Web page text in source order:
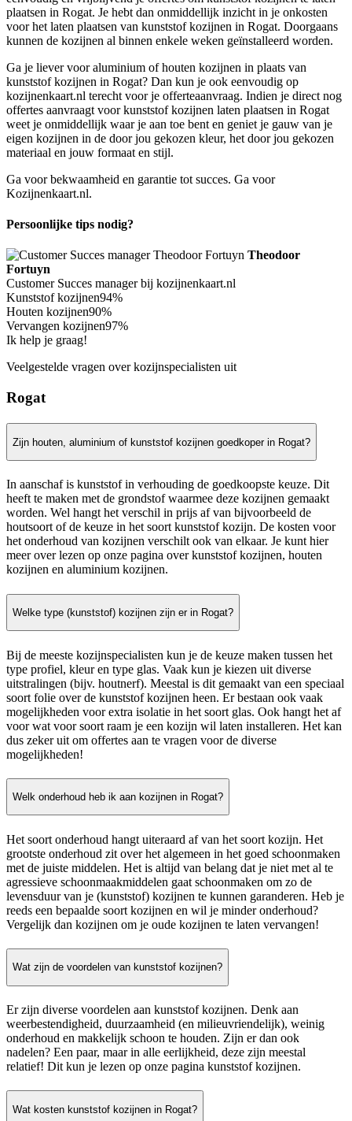
plaatsen in Rogat. Je hebt dan onmiddellijk inzicht in je onkosten
voor het laten plaatsen van kunststof kozijnen in Rogat. Doorgaans
kunnen de kozijnen al binnen enkele weken geïnstalleerd worden.
Ga je liever voor aluminium of houten kozijnen in plaats van
kunststof kozijnen in Rogat? Dan kun je ook eenvoudig op
kozijnenkaart.nl terecht voor je offerteaanvraag. Indien je direct nog
offertes aanvraagt voor kunststof kozijnen laten plaatsen in Rogat
weet je onmiddellijk waar je aan toe bent en geniet je gauw van je
eigen kozijnen in de door jou gekozen kleur, het door jou gekozen
materiaal en jouw formaat en stijl.
Ga voor bekwaamheid en garantie tot succes. Ga voor
Kozijnenkaart.nl.
Persoonlijke tips nodig?
Theodoor
Fortuyn
Customer Succes manager bij kozijnenkaart.nl
Kunststof kozijnen94%
Houten kozijnen90%
Vervangen kozijnen97%
Ik help je graag!
Veelgestelde vragen over kozijnspecialisten uit
Rogat
Zijn houten, aluminium of kunststof kozijnen goedkoper in Rogat?
In aanschaf is kunststof in verhouding de goedkoopste keuze. Dit
heeft te maken met de grondstof waarmee deze kozijnen gemaakt
worden. Wel hangt het verschil in prijs af van bijvoorbeeld de
houtsoort of de keuze in het soort kunststof kozijn. De kosten voor
het onderhoud van kozijnen verschilt ook van elkaar. Je kunt hier
meer over lezen op onze pagina over kunststof kozijnen, houten
kozijnen en aluminium kozijnen.
Welke type (kunststof) kozijnen zijn er in Rogat?
Bij de meeste kozijnspecialisten kun je de keuze maken tussen het
type profiel, kleur en type glas. Vaak kun je kiezen uit diverse
uitstralingen (bijv. houtnerf). Meestal is dit gemaakt van een speciaal
soort folie over de kunststof kozijnen heen. Er bestaan ook vaak
mogelijkheden voor extra isolatie in het soort glas. Ook hangt het af
voor wat voor soort raam je een kozijn wil laten installeren. Het kan
dus zeker uit om offertes aan te vragen voor de diverse
mogelijkheden!
Welk onderhoud heb ik aan kozijnen in Rogat?
Het soort onderhoud hangt uiteraard af van het soort kozijn. Het
grootste onderhoud zit over het algemeen in het goed schoonmaken
met de juiste middelen. Het is altijd van belang dat je niet met al te
agressieve schoonmaakmiddelen gaat schoonmaken om zo de
levensduur van je (kunststof) kozijnen te kunnen garanderen. Heb je
reeds een bepaalde soort kozijnen en wil je minder onderhoud?
Vergelijk dan kozijnen om je oude kozijnen te laten vervangen!
Wat zijn de voordelen van kunststof kozijnen?
Er zijn diverse voordelen aan kunststof kozijnen. Denk aan
weerbestendigheid, duurzaamheid (en milieuvriendelijk), weinig
onderhoud en makkelijk schoon te houden. Zijn er dan ook
nadelen? Een paar, maar in alle eerlijkheid, deze zijn meestal
relatief! Dit kun je lezen op onze pagina kunststof kozijnen.
Wat kosten kunststof kozijnen in Rogat?